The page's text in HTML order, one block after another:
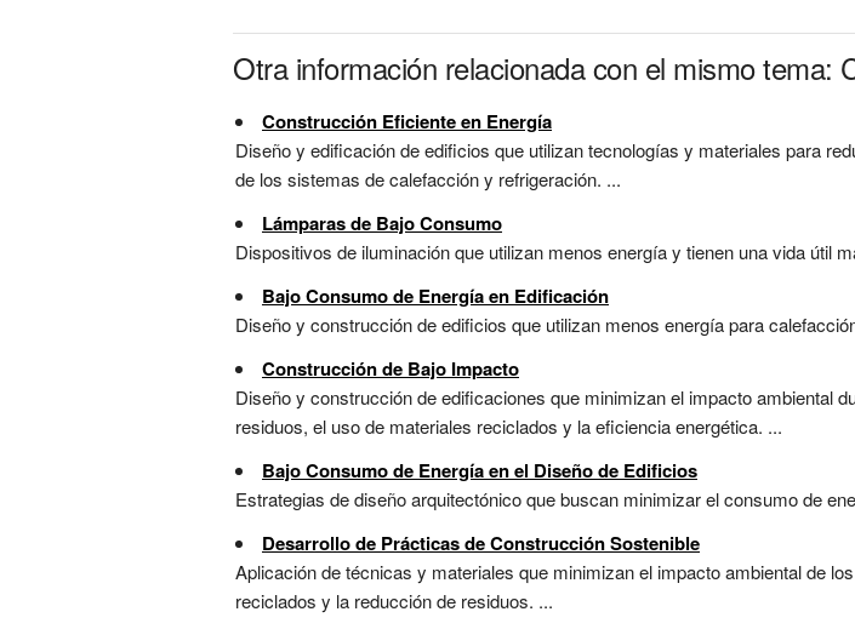
Otra información relacionada con el mismo tema:
Construcción Eficiente en Energía
Diseño y edificación de edificios que utilizan tecnologías y materiales para
de los sistemas de calefacción y refrigeración. ...
Lámparas de Bajo Consumo
Dispositivos de iluminación que utilizan menos energía y tienen una vida útil
Bajo Consumo de Energía en Edificación
Diseño y construcción de edificios que utilizan menos energía para
Construcción de Bajo Impacto
Diseño y construcción de edificaciones que minimizan el impacto ambiental
residuos, el uso de materiales reciclados y la eficiencia energética. ...
Bajo Consumo de Energía en el Diseño de Edificios
Estrategias de diseño arquitectónico que buscan minimizar el consumo de
Desarrollo de Prácticas de Construcción Sostenible
Aplicación de técnicas y materiales que minimizan el impacto ambiental de
reciclados y la reducción de residuos. ...